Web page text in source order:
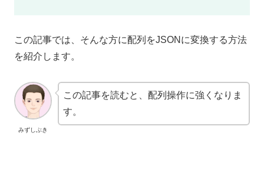
この記事では、そんな方に配列をJSONに変換する方法
を紹介します。
みずしぶき
この記事を読むと、配列操作に強くなりま
す。